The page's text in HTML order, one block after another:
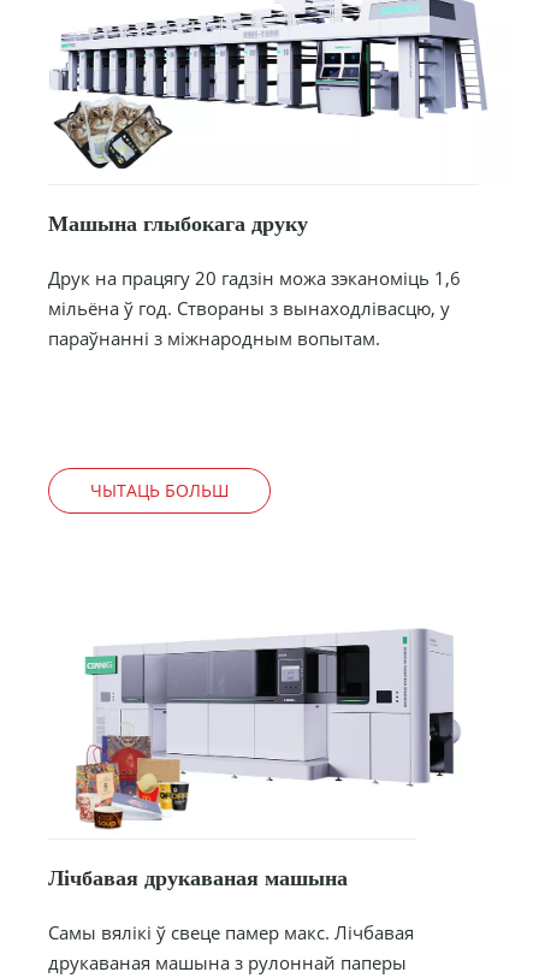
Машына глыбокага друку
Друк на працягу 20 гадзін можа зэканоміць 1,6
мільёна ў год. Створаны з вынаходлівасцю, у
параўнанні з міжнародным вопытам.
ЧЫТАЦЬ БОЛЬШ
Лічбавая друкаваная машына
Самы вялікі ў свеце памер макс. Лічбавая
друкаваная машына з рулоннай паперы